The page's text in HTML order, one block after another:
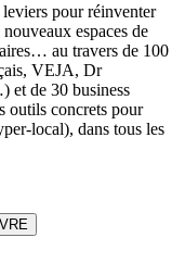
pour réinventer
espaces de
au travers de 100
VEJA, Dr
et de 30 business
outils concrets pour
local), dans tous les